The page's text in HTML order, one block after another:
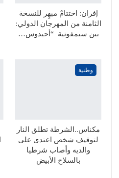
إفران: اختتامٌ مبهِر للنسخة
الثامنة من المهرجان الدولي:
بين سيمفونية “أحيدوس…
وطنية
مكناس..الشرطة تطلق النار
لتوقيف شخص اعتدى على
والديه وأصاب شرطيا
بالسلاح الأبيض